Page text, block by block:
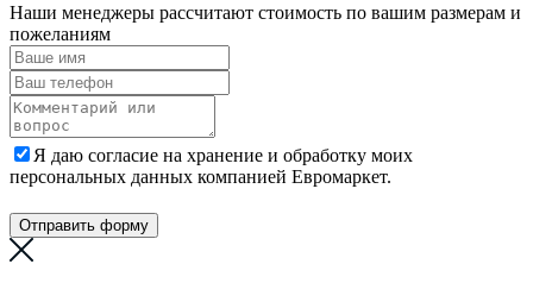
Наши менеджеры рассчитают стоимость по вашим размерам и
пожеланиям
Я даю согласие на хранение и обработку моих
персональных данных компанией Евромаркет.
Отправить форму